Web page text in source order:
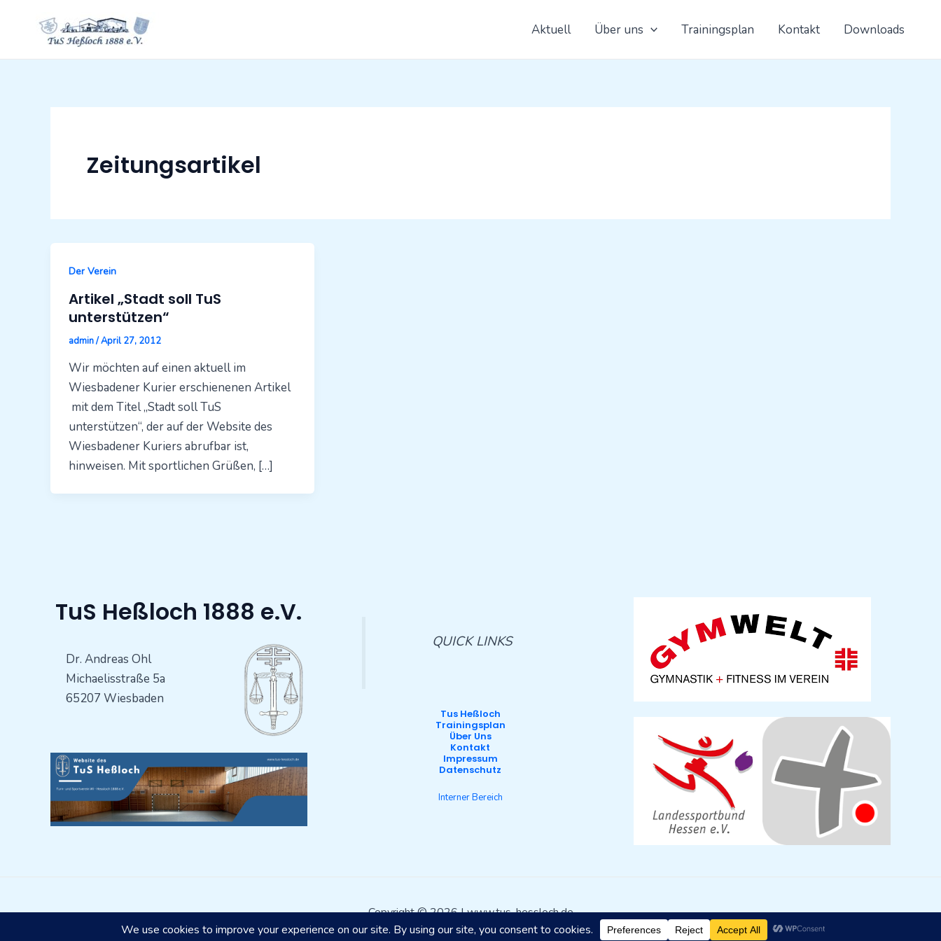
Aktuell Über uns Trainingsplan Kontakt Downloads
Zeitungsartikel
Der Verein
Artikel „Stadt soll TuS
unterstützen“
admin/April 27, 2012
Wir möchten auf einen aktuell im
Wiesbadener Kurier erschienenen Artikel
mit dem Titel „Stadt soll TuS
unterstützen“, der auf der Website des
Wiesbadener Kuriers abrufbar ist,
hinweisen. Mit sportlichen Grüßen, […]
TuS Heßloch 1888 e.V.
Dr. Andreas Ohl
Michaelisstraße 5a
65207 Wiesbaden
QUICK LINKS
Tus Heßloch
Trainingsplan
Über Uns
Kontakt
Impressum
Datenschutz
Interner Bereich
Copyright © 2026 | www.tus-hessloch.de